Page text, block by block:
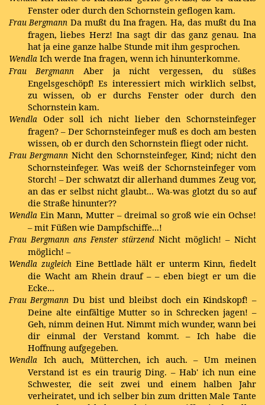
Fenster oder durch den Schornstein geflogen kam.
Frau Bergmann Da mußt du Ina fragen. Ha, das mußt du Ina
fragen, liebes Herz! Ina sagt dir das ganz genau. Ina
hat ja eine ganze halbe Stunde mit ihm gesprochen.
Wendla Ich werde Ina fragen, wenn ich hinunterkomme.
Frau Bergmann
Aber ja nicht vergessen, du süßes
Engelsgeschöpf! Es interessiert mich wirklich selbst,
zu wissen, ob er durchs Fenster oder durch den
Schornstein kam.
Wendla Oder soll ich nicht lieber den Schornsteinfeger
fragen? – Der Schornsteinfeger muß es doch am besten
wissen, ob er durch den Schornstein fliegt oder nicht.
Frau Bergmann Nicht den Schornsteinfeger, Kind; nicht den
Schornsteinfeger. Was weiß der Schornsteinfeger vom
Storch! – Der schwatzt dir allerhand dummes Zeug vor,
an das er selbst nicht glaubt... Wa-was glotzt du so auf
die Straße hinunter??
Wendla Ein Mann, Mutter – dreimal so groß wie ein Ochse!
– mit Füßen wie Dampfschiffe...!
Frau Bergmann ans Fenster stürzend Nicht möglich! – Nicht
möglich! –
Wendla zugleich Eine Bettlade hält er unterm Kinn, fiedelt
die Wacht am Rhein drauf – – eben biegt er um die
Ecke...
Frau Bergmann Du bist und bleibst doch ein Kindskopf! –
Deine alte einfältige Mutter so in Schrecken jagen! –
Geh, nimm deinen Hut. Nimmt mich wunder, wann bei
dir einmal der Verstand kommt. – Ich habe die
Hoffnung aufgegeben.
Wendla
Ich auch, Mütterchen, ich auch. – Um meinen
Verstand ist es ein traurig Ding. – Hab' ich nun eine
Schwester, die seit zwei und einem halben Jahr
verheiratet, und ich selber bin zum dritten Male Tante